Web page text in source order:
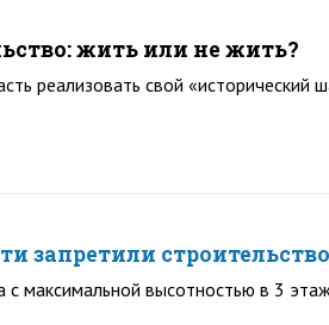
жить или не жить?
реализовать свой «исторический
запретили
максимальной высотностью в 3